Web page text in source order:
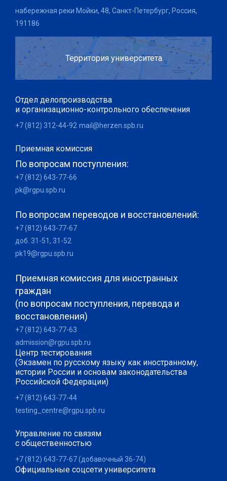
набережная реки Мойки, 48, Санкт-Петербург, Россия,
191186
Территория университета
Отдел делопроизводства
и организационно-контрольного обеспечения
+7 (812) 312-44-92 mail@herzen.spb.ru
Приемная комиссия
По вопросам поступления:
+7 (812) 643-77-66
pk@rgpu.spb.ru
По вопросам переводов и восстановлений:
+7 (812) 643-77-67
доб. 31-51, 31-52
pk19@rgpu.spb.ru
Приемная комиссия для иностранных
граждан
(по вопросам поступления, перевода и
восстановления)
+7 (812) 643-77-63
admission@rgpu.spb.ru
Центр тестирования
(Экзамен по русскому языку как иностранному,
истории России и основам законодательства
Российской Федерации)
+7 (812) 643-77-44
testing_centre@rgpu.spb.ru
Управление по связям
с общественностью
+7 (812) 643-77-67 (добавочный 36-74)
Официальные соцсети университета